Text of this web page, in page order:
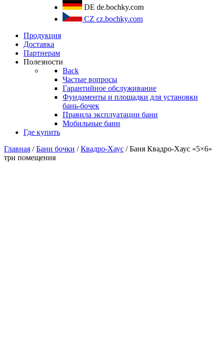
DE de.bochky.com
CZ cz.bochky.com
Продукция
Доставка
Партнерам
Полезности
Back
Частые вопросы
Гарантийное обслуживание
Фундаменты и площадки для установки
бань-бочек
Правила эксплуатации бани
Мобильные бани
Где купить
Главная /Бани бочки /Квадро-Хаус / Баня Квадро-Хаус «5×6»
три помещения